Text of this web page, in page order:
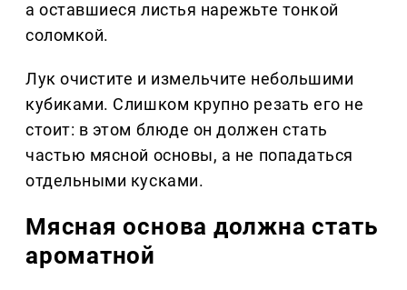
а оставшиеся листья нарежьте тонкой
соломкой.
Лук очистите и измельчите небольшими
кубиками. Слишком крупно резать его не
стоит: в этом блюде он должен стать
частью мясной основы, а не попадаться
отдельными кусками.
Мясная основа должна стать
ароматной